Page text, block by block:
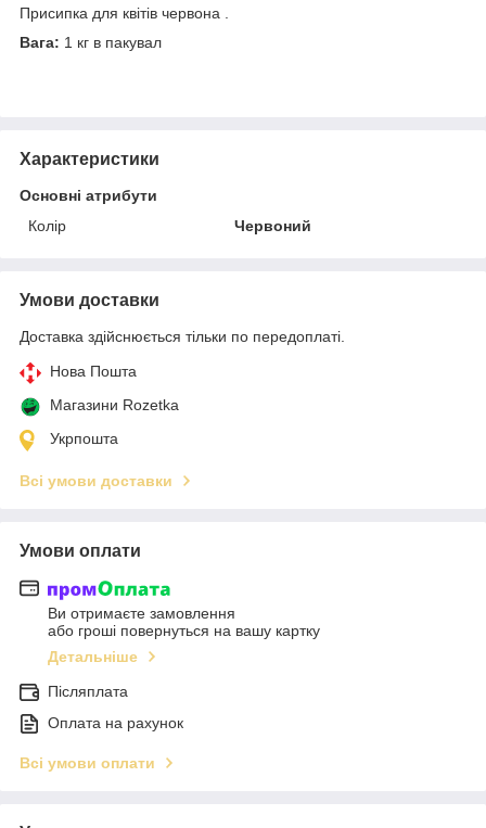
Присипка для квітів червона .
Вага: 1 кг в пакувал
Характеристики
Основні атрибути
Колір
Червоний
Умови доставки
Доставка здійснюється тільки по передоплаті.
Нова Пошта
Магазини Rozetka
Укрпошта
Всі умови доставки
Умови оплати
Ви отримаєте замовлення
або гроші повернуться на вашу картку
Детальніше
Післяплата
Оплата на рахунок
Всі умови оплати